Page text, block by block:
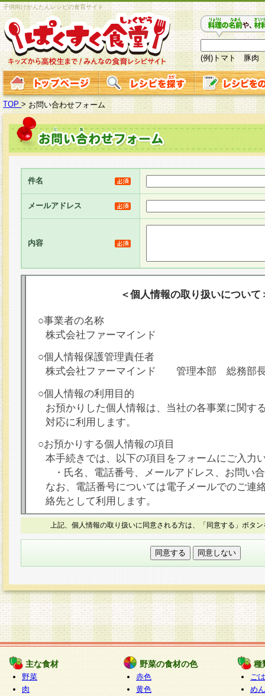
子供向けかんたんレシピの食育サイト
(例)トマト 豚肉
TOP > お問い合わせフォーム
件名
メールアドレス
内容
＜個人情報の取り扱いについて
○事業者の名称
株式会社ファーマインド
○個人情報保護管理責任者
株式会社ファーマインド 管理本部 総務部
○個人情報の利用目的
お預かりした個人情報は、当社の各事業に関す
対応に利用します。
○お預かりする個人情報の項目
本手続きでは、以下の項目をフォームにご入力
・氏名、電話番号、メールアドレス、お問い
なお、電話番号については電子メールでのご連
絡先として利用します。
○本人が容易に認識できない方法による個人情報
本フォームでは、セッション管理のためCookie
○個人情報の第三者提供について
力いただく個人情報は第三者に提供しません。
○個人情報の委託について
個人情報の取り扱いを外部に委託する場合は、
情報管理基準を満たす企業を選定して委託を行
が行われるよう監督します。
○開示対象個人情報の開示等および問い合わせ窓口
本人からの求めにより、当社が本件により取得
上記、個人情報の取り扱いに同意される方は、「同意する」ボタ
主な食材
野菜
肉
野菜の食材の色
赤色
黄色
種
ご
めん